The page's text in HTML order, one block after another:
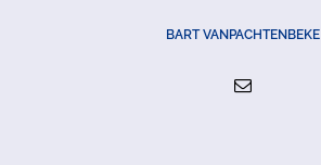
BART VANPACHTENBEKE